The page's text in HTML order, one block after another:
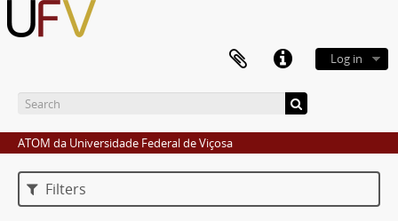
Log in
ATOM da Universidade Federal de Viçosa
Filters